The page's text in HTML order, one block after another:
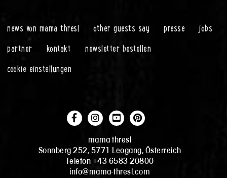
news von mama thresl other guests say presse
jobs
partner
kontakt
newsletter bestellen
cookie einstellungen
mama thresl
Sonnberg 252, 5771 Leogang, Österreich
Telefon +43 6583 20800
info@mama-thresl.com